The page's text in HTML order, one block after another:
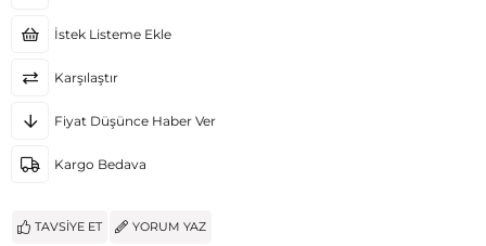
İstek Listeme Ekle
Karşılaştır
Fiyat Düşünce Haber Ver
Kargo Bedava
TAVSIYE ET YORUM YAZ